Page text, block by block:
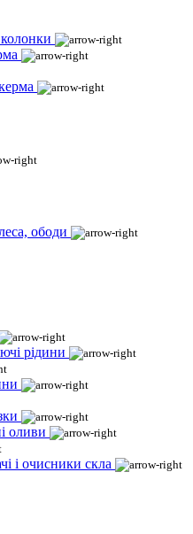
ободи
рідини
оливи
і очисники скла